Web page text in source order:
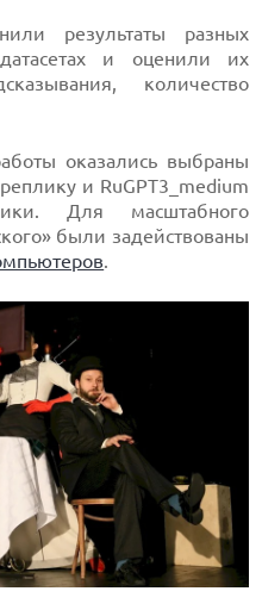
результаты разных
и оценили их
количество
оказались выбраны
и RuGPT3_medium
Для масштабного
были задействованы
.